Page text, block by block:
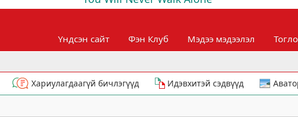
Үндсэн сайт Фэн Клуб Мэдээ мэдээлэл
Хариулагдаагүй бичлэгүүд Идэвхитэй сэдвүүд